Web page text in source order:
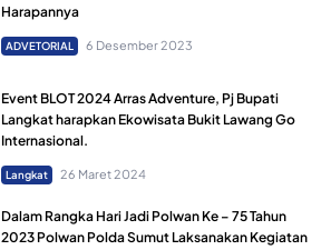
Harapannya
ADVETORIAL 6 Desember 2023
Event BLOT 2024 Arras Adventure, Pj Bupati
Langkat harapkan Ekowisata Bukit Lawang Go
Internasional.
Langkat 26 Maret 2024
Dalam Rangka Hari Jadi Polwan Ke – 75 Tahun
2023 Polwan Polda Sumut Laksanakan Kegiatan